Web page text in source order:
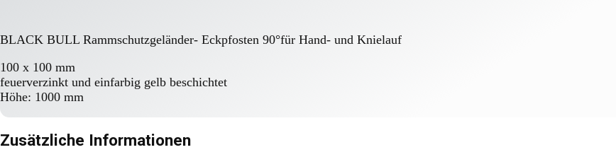
BLACK BULL Rammschutzgeländer- Eckpfosten 90°für Hand- und Knielauf
100 x 100 mm
feuerverzinkt und einfarbig gelb beschichtet
Höhe: 1000 mm
Zusätzliche Informationen